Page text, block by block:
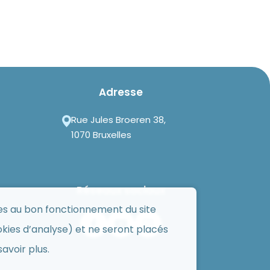
au bon fonctionnement du site
d’analyse) et ne seront placés
plus.
Adresse
Rue Jules Broeren 38,
1070 Bruxelles
Réseaux sociaux